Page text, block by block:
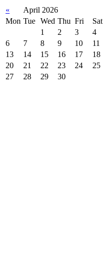
« April 2026
Mon Tue Wed Thu Fri Sat
1
2 3 4
6
7 8 9 10 11
13
14 15 16 17 18
20
21 22 23 24 25
27
28 29 30